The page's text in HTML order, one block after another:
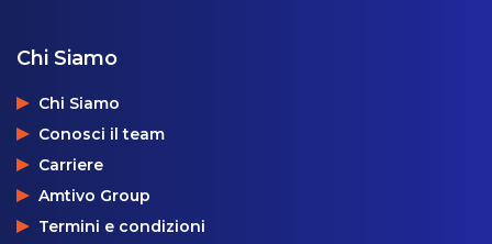
Chi Siamo
Chi Siamo
Conosci il team
Carriere
Amtivo Group
Termini e condizioni